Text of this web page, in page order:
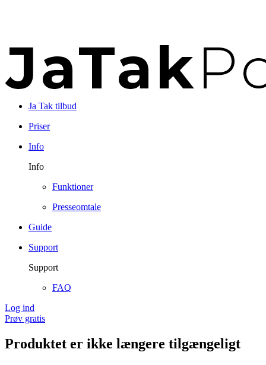
Ja Tak tilbud
Priser
Info
Info
Funktioner
Presseomtale
Guide
Support
Support
FAQ
Log ind
Prøv gratis
Produktet er ikke længere tilgængeligt